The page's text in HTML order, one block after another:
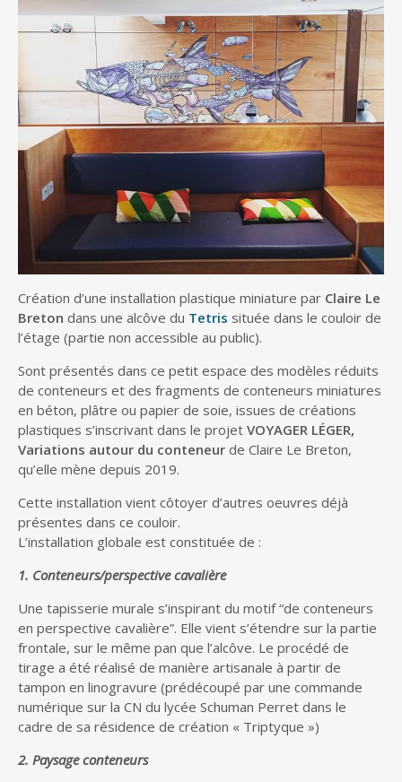
Création d’une installation plastique miniature par Claire Le
Breton dans une alcôve du Tetris située dans le couloir de
l’étage (partie non accessible au public).
Sont présentés dans ce petit espace des modèles réduits
de conteneurs et des fragments de conteneurs miniatures
en béton, plâtre ou papier de soie, issues de créations
plastiques s’inscrivant dans le projet VOYAGER LÉGER,
Variations autour du conteneur de Claire Le Breton,
qu’elle mène depuis 2019.
Cette installation vient côtoyer d’autres oeuvres déjà
présentes dans ce couloir.
L’installation globale est constituée de :
1. Conteneurs/perspective cavalière
Une tapisserie murale s’inspirant du motif “de conteneurs
en perspective cavalière”. Elle vient s’étendre sur la partie
frontale, sur le même pan que l’alcôve. Le procédé de
tirage a été réalisé de manière artisanale à partir de
tampon en linogravure (prédécoupé par une commande
numérique sur la CN du lycée Schuman Perret dans le
cadre de sa résidence de création « Triptyque »)
2. Paysage conteneurs